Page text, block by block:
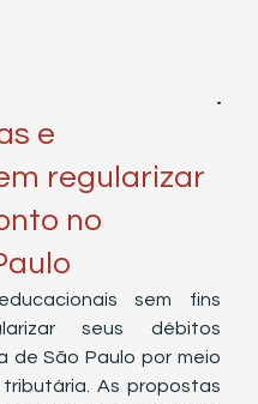
e
regularizar
no
sem fins
seus débitos
de São Paulo por meio
As propostas